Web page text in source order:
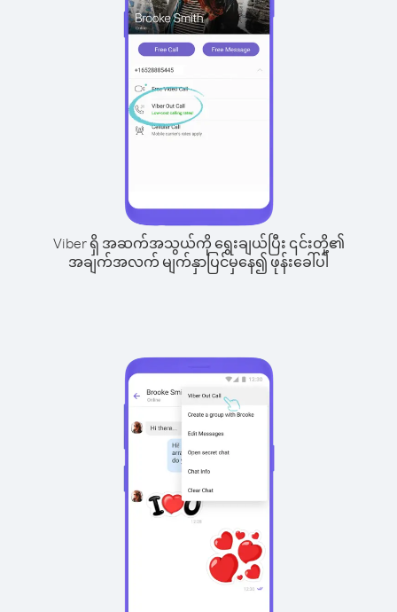
Viber ရှိ အဆက်အသွယ်ကို ရွေးချယ်ပြီး ၎င်းတို့၏
အချက်အလက် မျက်နှာပြင်မှနေ၍ ဖုန်းခေါ်ပါ